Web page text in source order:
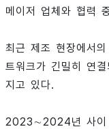
메이저 업체와 협력
최근 제조 현장에서
트워크가 긴밀히 연
지고 있다.
2023∼2024년 사이